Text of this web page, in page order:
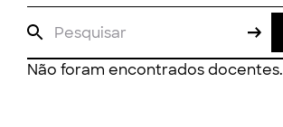
Não foram encontrados docentes.